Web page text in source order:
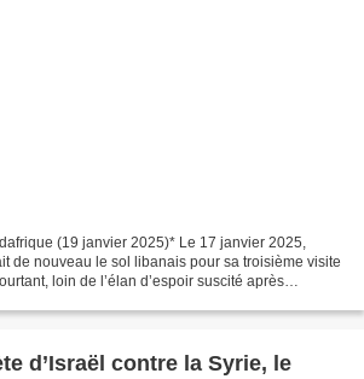
(19 janvier 2025)* Le 17 janvier 2025,
de nouveau le sol libanais pour sa troisième visite
loin de l’élan d’espoir suscité après
d’Israël contre la Syrie, le